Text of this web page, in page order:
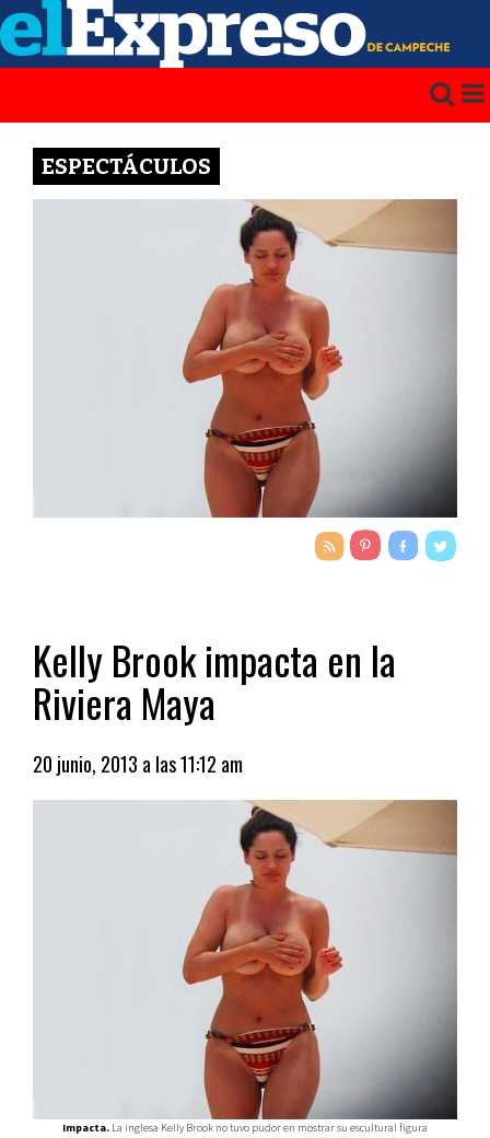
ESPECTÁCULOS
Kelly Brook impacta en la
Riviera Maya
20 junio, 2013 a las 11:12 am
Impacta. La inglesa Kelly Brook no tuvo pudor en mostrar su escultural figura